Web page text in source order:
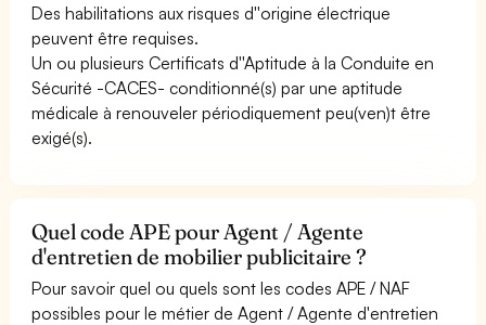
Des habilitations aux risques d''origine électrique
peuvent être requises.
Un ou plusieurs Certificats d''Aptitude à la Conduite en
Sécurité -CACES- conditionné(s) par une aptitude
médicale à renouveler périodiquement peu(ven)t être
exigé(s).
Quel code APE pour Agent / Agente
d'entretien de mobilier publicitaire ?
Pour savoir quel ou quels sont les codes APE / NAF
possibles pour le métier de Agent / Agente d'entretien